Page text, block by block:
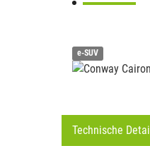
e-SUV
Technische